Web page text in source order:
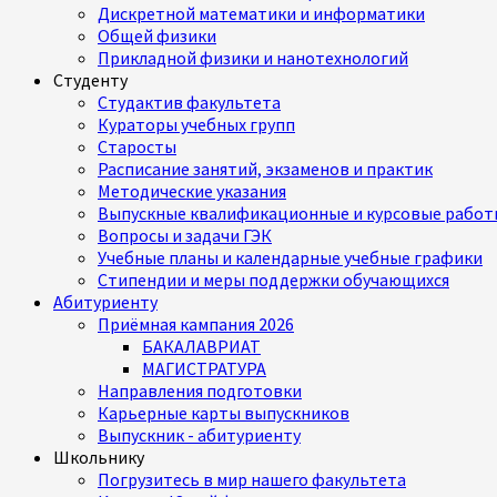
Дискретной математики и информатики
Общей физики
Прикладной физики и нанотехнологий
Студенту
Студактив факультета
Кураторы учебных групп
Старосты
Расписание занятий, экзаменов и практик
Методические указания
Выпускные квалификационные и курсовые
Вопросы и задачи ГЭК
Учебные планы и календарные учебные графики
Стипендии и меры поддержки обучающихся
Абитуриенту
Приёмная кампания 2026
БАКАЛАВРИАТ
МАГИСТРАТУРА
Направления подготовки
Карьерные карты выпускников
Выпускник - абитуриенту
Школьнику
Погрузитесь в мир нашего факультета